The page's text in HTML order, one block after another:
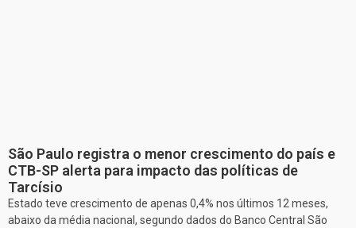
São Paulo registra o menor crescimento do país e
CTB-SP alerta para impacto das políticas de
Tarcísio
Estado teve crescimento de apenas 0,4% nos últimos 12 meses,
abaixo da média nacional, segundo dados do Banco Central São